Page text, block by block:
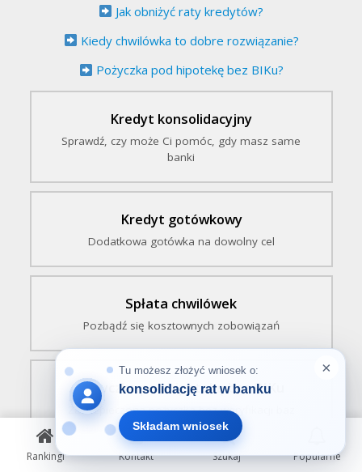
Jak obniżyć raty kredytów?
Kiedy chwilówka to dobre rozwiązanie?
Pożyczka pod hipotekę bez BIKu?
Kredyt konsolidacyjny
Sprawdź, czy może Ci pomóc, gdy masz same
banki
Kredyt gotówkowy
Dodatkowa gotówka na dowolny cel
Spłata chwilówek
Pozbądź się kosztownych zobowiązań
Pożyczka pod hipotekę bez BIKu
Zabezpieczona pożyczka bez weryfikacji baz
dłużników
Rankingi Kontakt Szukaj Popularne